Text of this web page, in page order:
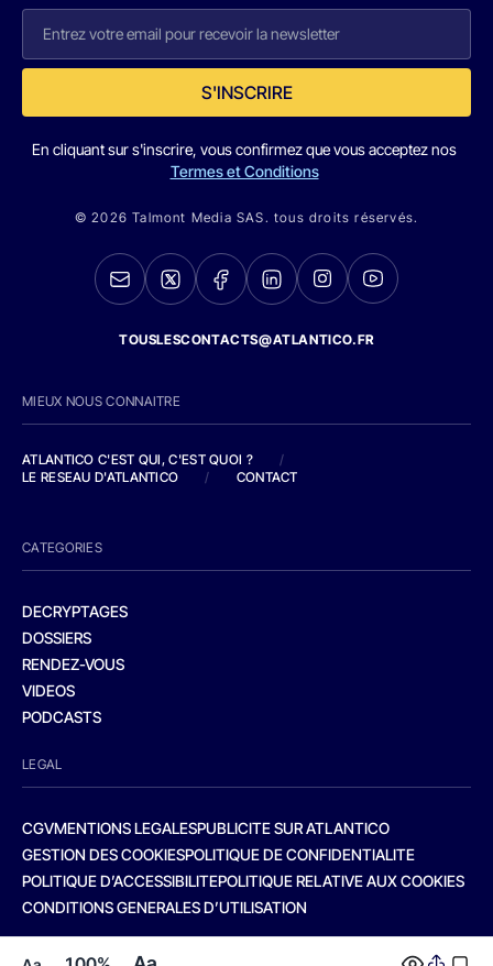
S'INSCRIRE
En cliquant sur s'inscrire, vous confirmez que vous acceptez nos
Termes et Conditions
© 2026 Talmont Media SAS. tous droits réservés.
TOUSLESCONTACTS@ATLANTICO.FR
MIEUX NOUS CONNAITRE
ATLANTICO C'EST QUI, C'EST QUOI ?
/
LE RESEAU D'ATLANTICO
/ CONTACT
CATEGORIES
DECRYPTAGES
DOSSIERS
RENDEZ-VOUS
VIDEOS
PODCASTS
LEGAL
CGVMENTIONS LEGALESPUBLICITE SUR ATLANTICO
GESTION DES COOKIESPOLITIQUE DE CONFIDENTIALITE
POLITIQUE D’ACCESSIBILITEPOLITIQUE RELATIVE AUX COOKIES
CONDITIONS GENERALES D’UTILISATION